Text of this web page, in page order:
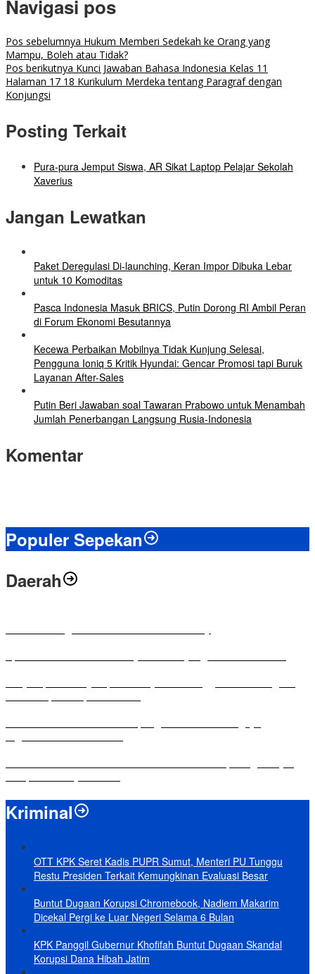
Navigasi pos
Pos sebelumnya Hukum Memberi Sedekah ke Orang yang
Mampu, Boleh atau Tidak?
Pos berikutnya Kunci Jawaban Bahasa Indonesia Kelas 11
Halaman 17 18 Kurikulum Merdeka tentang Paragraf dengan
Konjungsi
Posting Terkait
Pura-pura Jemput Siswa, AR Sikat Laptop Pelajar Sekolah
Xaverius
Jangan Lewatkan
Paket Deregulasi Di-launching, Keran Impor Dibuka Lebar
untuk 10 Komoditas
Pasca Indonesia Masuk BRICS, Putin Dorong RI Ambil Peran
di Forum Ekonomi Besutannya
Kecewa Perbaikan Mobilnya Tidak Kunjung Selesai,
Pengguna Ioniq 5 Kritik Hyundai: Gencar Promosi tapi Buruk
Layanan After-Sales
Putin Beri Jawaban soal Tawaran Prabowo untuk Menambah
Jumlah Penerbangan Langsung Rusia-Indonesia
Komentar
Populer Sepekan
Daerah
Kriminal
OTT KPK Seret Kadis PUPR Sumut, Menteri PU Tunggu
Restu Presiden Terkait Kemungkinan Evaluasi Besar
Buntut Dugaan Korupsi Chromebook, Nadiem Makarim
Dicekal Pergi ke Luar Negeri Selama 6 Bulan
KPK Panggil Gubernur Khofifah Buntut Dugaan Skandal
Korupsi Dana Hibah Jatim